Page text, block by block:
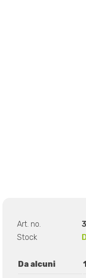
Art. no.
Stock
Da alcuni